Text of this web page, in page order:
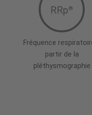
RRp®
Fréquence
partir de la
pléthysmographie